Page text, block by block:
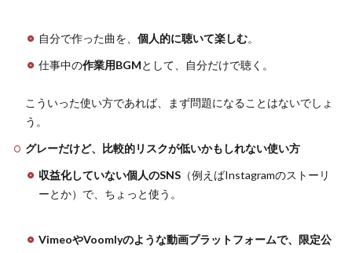
自分で作った曲を、 個人的に聴いて楽しむ。
仕事中の作業用BGMとして、自分だけで聴く。
こういった使い方であれば、まず問題になることはないでしょ
う。
グレーだけど、比較的リスクが低いかもしれない使い方
収益化していない個人のSNS （例えばInstagramのストーリ
ーとか）で、ちょっと使う。
VimeoやVoomlyのような動画プラットフォームで、限定公